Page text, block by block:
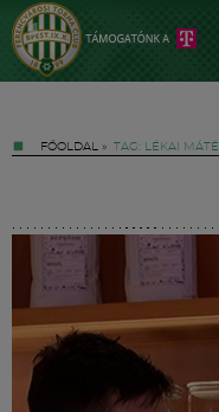
FŐOLDAL » TAG: LÉKAI MÁTÉ
Jegyek
FM YouTube +